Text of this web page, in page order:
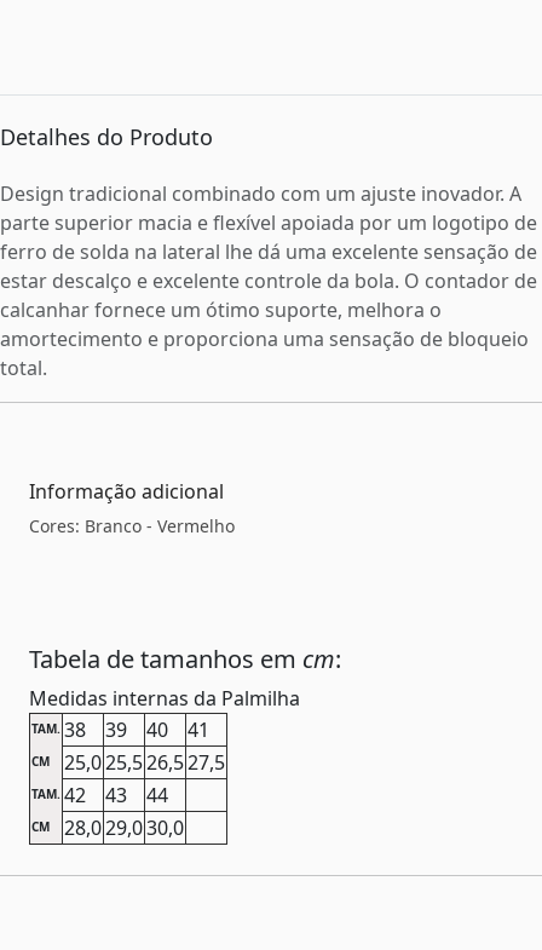
Detalhes do Produto
Design tradicional combinado com um ajuste inovador. A
parte superior macia e flexível apoiada por um logotipo de
ferro de solda na lateral lhe dá uma excelente sensação de
estar descalço e excelente controle da bola. O contador de
calcanhar fornece um ótimo suporte, melhora o
amortecimento e proporciona uma sensação de bloqueio
total.
Informação adicional
Cores: Branco - Vermelho
Tabela de tamanhos em cm:
Medidas internas da Palmilha
TAM. 38 39 40 41
CM 25,025,526,527,5
TAM. 42 43 44
CM 28,029,030,0